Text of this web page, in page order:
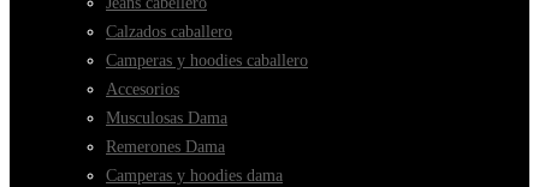
Calzados caballero
Camperas y hoodies caballero
Accesorios
Musculosas Dama
Remerones Dama
Camperas y hoodies dama